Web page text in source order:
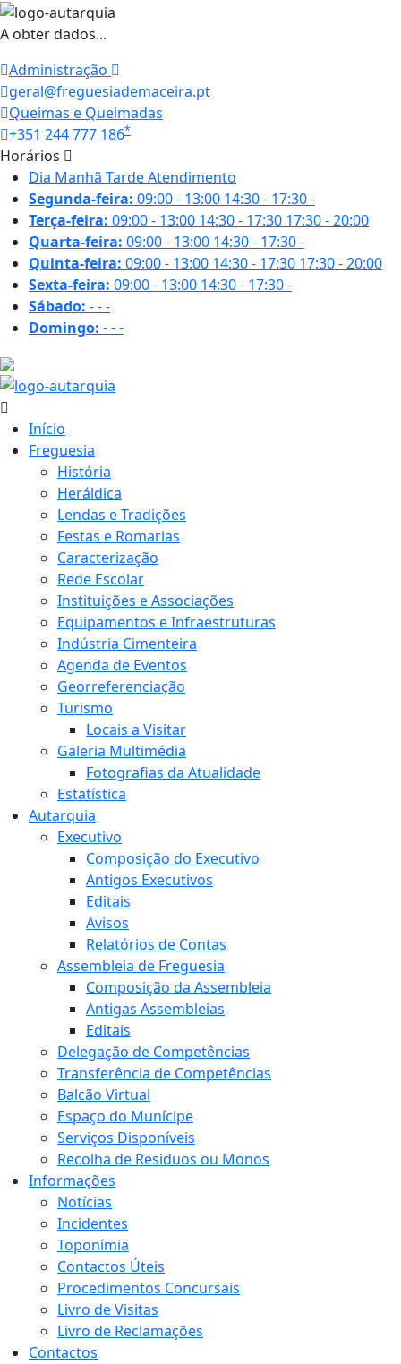
A obter dados...
Administração
geral@freguesiademaceira.pt
Queimas e Queimadas
+351 244 777 186*
Horários
Dia Manhã TardeAtendimento
Segunda-feira: 09:00 - 13:00 14:30 - 17:30-
Terça-feira: 09:00 - 13:00 14:30 - 17:30 17:30 - 20:00
Quarta-feira: 09:00 - 13:00 14:30 - 17:30-
Quinta-feira: 09:00 - 13:00 14:30 - 17:30 17:30 - 20:00
Sexta-feira: 09:00 - 13:00 14:30 - 17:30-
Sábado: ---
Domingo: ---
Início
Freguesia
História
Heráldica
Lendas e Tradições
Festas e Romarias
Caracterização
Rede Escolar
Instituições e Associações
Equipamentos e Infraestruturas
Indústria Cimenteira
Agenda de Eventos
Georreferenciação
Turismo
Locais a Visitar
Galeria Multimédia
Fotografias da Atualidade
Estatística
Autarquia
Executivo
Composição do Executivo
Antigos Executivos
Editais
Avisos
Relatórios de Contas
Assembleia de Freguesia
Composição da Assembleia
Antigas Assembleias
Editais
Delegação de Competências
Transferência de Competências
Balcão Virtual
Espaço do Munícipe
Serviços Disponíveis
Recolha de Residuos ou Monos
Informações
Notícias
Incidentes
Toponímia
Contactos Úteis
Procedimentos Concursais
Livro de Visitas
Livro de Reclamações
Contactos